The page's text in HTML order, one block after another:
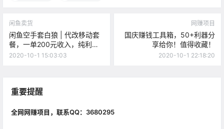
闲鱼卖货
闲鱼空手套白狼 | 代改移动套
餐，一单200元收入，纯利
润！
2020-10-1 15:03:03
网赚项目
国庆赚钱工具箱，50+利器分
享给你！值得收藏！
2020-10-1 22:18:20
重要提醒
全网网赚项目，联系QQ：3680295